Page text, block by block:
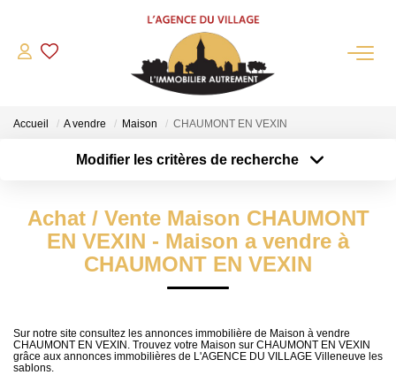
QUI SOMMES-NOUS?
L'agence
Notre Équipe
Nos Partenaires
NOS ACTUALITÉS
Maisons Anciennes
Accueil A vendre Maison CHAUMONT EN VEXIN
Modifier les critères de recherche
Sélectionnez...
Type de bien
Achat / Vente Maison CHAUMONT
EN VEXIN - Maison a vendre à
CHAUMONT EN VEXIN
Sur notre site consultez les annonces immobilière de Maison à vendre
CHAUMONT EN VEXIN. Trouvez votre Maison sur CHAUMONT EN VEXIN
grâce aux annonces immobilières de L'AGENCE DU VILLAGE Villeneuve les
sablons.